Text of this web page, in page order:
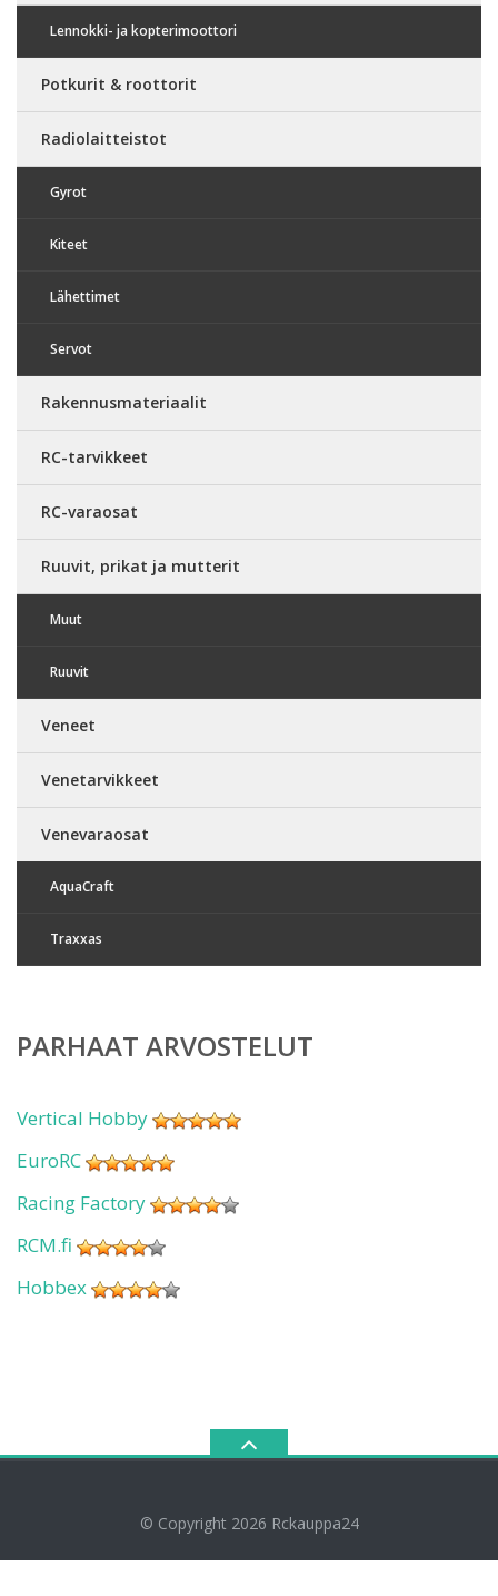
Lennokki- ja kopterimoottori
Potkurit & roottorit
Radiolaitteistot
Gyrot
Kiteet
Lähettimet
Servot
Rakennusmateriaalit
RC-tarvikkeet
RC-varaosat
Ruuvit, prikat ja mutterit
Muut
Ruuvit
Veneet
Venetarvikkeet
Venevaraosat
AquaCraft
Traxxas
PARHAAT ARVOSTELUT
Vertical Hobby
EuroRC
Racing Factory
RCM.fi
Hobbex
© Copyright 2026 Rckauppa24